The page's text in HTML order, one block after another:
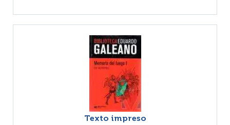
Texto impreso